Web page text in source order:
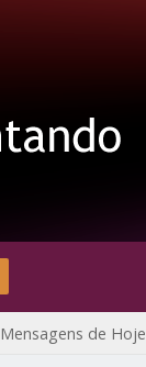
Mensagens de Hoje